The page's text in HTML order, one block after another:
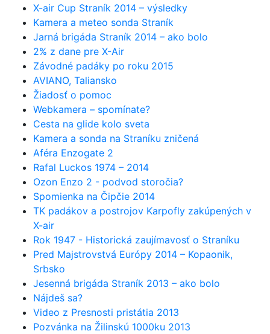
X-air Cup Straník 2014 – výsledky
Kamera a meteo sonda Straník
Jarná brigáda Straník 2014 – ako bolo
2% z dane pre X-Air
Závodné padáky po roku 2015
AVIANO, Taliansko
Žiadosť o pomoc
Webkamera – spomínate?
Cesta na glide kolo sveta
Kamera a sonda na Straníku zničená
Aféra Enzogate 2
Rafal Luckos 1974 – 2014
Ozon Enzo 2 - podvod storočia?
Spomienka na Čipčie 2014
TK padákov a postrojov Karpofly zakúpených v
X-air
Rok 1947 - Historická zaujímavosť o Straníku
Pred Majstrovstvá Európy 2014 – Kopaonik,
Srbsko
Jesenná brigáda Straník 2013 – ako bolo
Nájdeš sa?
Video z Presnosti pristátia 2013
Pozvánka na Žilinskú 1000ku 2013